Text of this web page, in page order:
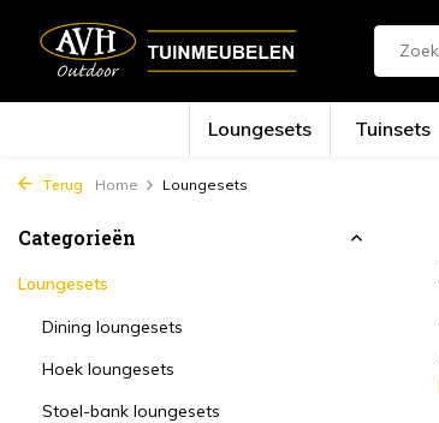
Loungesets Tuinsets
Terug Home Loungesets
Categorieën
Loungesets
Dining loungesets
Hoek loungesets
Stoel-bank loungesets